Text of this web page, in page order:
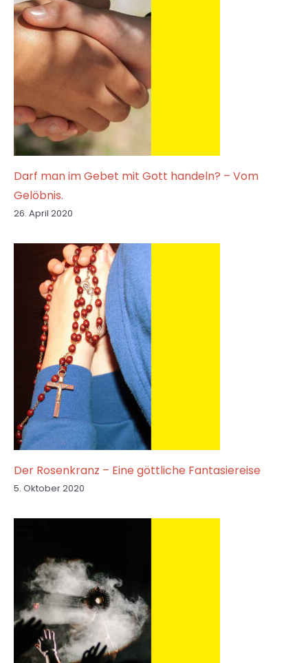
Darf man im Gebet mit Gott handeln? – Vom
Gelöbnis.
26. April 2020
Der Rosenkranz – Eine göttliche Fantasiereise
5. Oktober 2020